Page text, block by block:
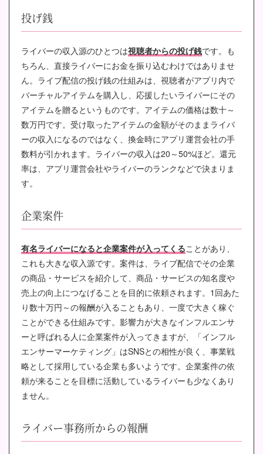
投げ銭
ライバーの収入源のひとつは視聴者からの投げ銭です。も
ちろん、直接ライバーにお金を振り込むわけではありませ
ん。ライブ配信の投げ銭の仕組みは、視聴者がアプリ内で
バーチャルアイテムを購入し、応援したいライバーにその
アイテムを贈るというものです。アイテムの価格は数十～
数万円です。受け取ったアイテムの金額がそのままライバ
ーの収入になるのではなく、換金時にアプリ運営会社の手
数料が引かれます。ライバーの収入は20～50%ほど。還元
率は、アプリ運営会社やライバーのランクなどで決まりま
す。
企業案件
有名ライバーになると企業案件が入ってくることがあり、
これも大きな収入源です。案件は、ライブ配信でその企業
の商品・サービスを紹介して、商品・サービスの知名度や
売上の向上につなげることを目的に依頼されます。1回あた
り数十万円～の報酬が入ることもあり、一度で大きく稼ぐ
ことができる仕組みです。影響力が大きなインフルエンサ
ーと呼ばれる人に企業案件が入ってきますが、「インフル
エンサーマーケティング」はSNSとの相性が良く、事業戦
略として採用している企業も多いようです。企業案件の依
頼が来ることを目標に活動しているライバーも少なくあり
ません。
ライバー事務所からの報酬